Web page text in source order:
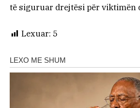
të siguruar drejtësi për viktimën
Lexuar: 5